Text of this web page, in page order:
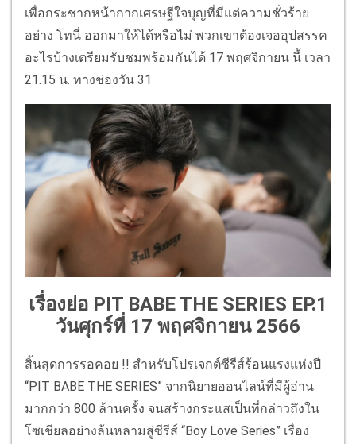
เพื่อกระชากหน้ากากเศรษฐีใจบุญที่มีแต่ความชั่วร้าย
อย่าง โทนี่ ออกมาให้ได้หรือไม่ พวกเขาต้องเจออุปสรรค
อะไรบ้างเตรียมรับชมพร้อมกันได้ 17 พฤศจิกายน นี้ เวลา
21.15 น. ทางช่องวัน 31
เรื่องย่อ PIT BABE THE SERIES EP.1
วันศุกร์ที่ 17 พฤศจิกายน 2566
สิ้นสุดการรอคอย !! สำหรับโปรเจกต์ซีรีส์ร้อนแรงแห่งปี
“PIT BABE THE SERIES” จากนิยายออนไลน์ที่มีผู้อ่าน
มากกว่า 800 ล้านครั้ง จนสร้างกระแสเป็นที่กล่าวถึงใน
โซเชียลอย่างล้นหลามสู่ซีรีส์ “Boy Love Series” เรื่อง